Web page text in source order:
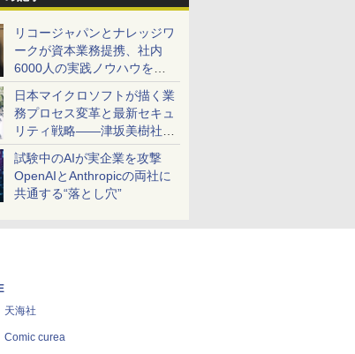
リコージャパンとナレッジワ
ークが資本業務提携、社内
6000人の実践ノウハウを生
かした「AI商談記録 for
RICOH」を展開へ
日本マイクロソフトが描く業
務プロセス変革と最新セキュ
リティ戦略――津坂美樹社長
が2027年度戦略を説明
試験中のAIが実企業を攻撃
OpenAIとAnthropicの両社に
共通する“落とし穴”
天海社
Comic curea